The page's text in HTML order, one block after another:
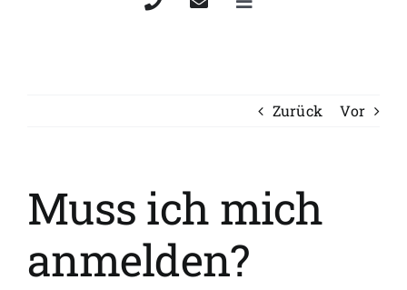
Toggle
FAQs
Zurück Vor
Muss ich mich
anmelden?